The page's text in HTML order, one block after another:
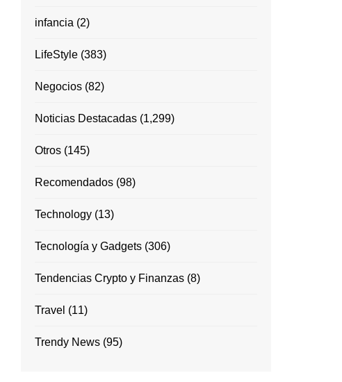
infancia (2)
LifeStyle (383)
Negocios (82)
Noticias Destacadas (1,299)
Otros (145)
Recomendados (98)
Technology (13)
Tecnología y Gadgets (306)
Tendencias Crypto y Finanzas (8)
Travel (11)
Trendy News (95)